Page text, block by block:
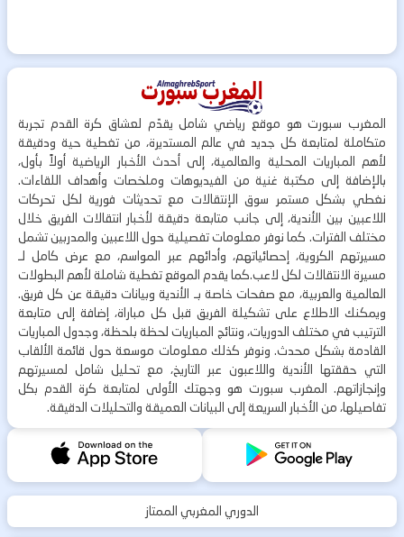
المغرب سبورت هو موقع رياضي شامل يقدّم لعشاق كرة القدم تجربة
متكاملة لمتابعة كل جديد في عالم المستديرة، من تغطية حية ودقيقة
لأهم المباريات المحلية والعالمية، إلى أحدث الأخبار الرياضية أولاً بأول،
بالإضافة إلى مكتبة غنية من الفيديوهات وملخصات وأهداف اللقاءات.
نغطي بشكل مستمر سوق الإنتقالات مع تحديثات فورية لكل تحركات
اللاعبين بين الأندية، إلى جانب متابعة دقيقة لأخبار انتقالات الفريق خلال
مختلف الفترات. كما نوفر معلومات تفصيلية حول اللاعبين والمدربين تشمل
مسيرتهم الكروية، إحصائياتهم، وأدائهم عبر المواسم، مع عرض كامل لـ
مسيرة الانتقالات لكل لاعب.كما يقدم الموقع تغطية شاملة لأهم البطولات
العالمية والعربية، مع صفحات خاصة بـ الأندية وبيانات دقيقة عن كل فريق.
ويمكنك الاطلاع على تشكيلة الفريق قبل كل مباراة، إضافة إلى متابعة
الترتيب في مختلف الدوريات، ونتائج المباريات لحظة بلحظة، وجدول المباريات
القادمة بشكل محدث. ونوفر كذلك معلومات موسعة حول قائمة الألقاب
التي حققتها الأندية واللاعبون عبر التاريخ، مع تحليل شامل لمسيرتهم
وإنجازاتهم. المغرب سبورت هو وجهتك الأولى لمتابعة كرة القدم بكل
تفاصيلها، من الأخبار السريعة إلى البيانات العميقة والتحليلات الدقيقة.
الدوري المغربي الممتاز